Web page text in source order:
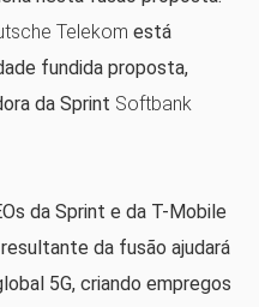
Telekom está
fundida proposta,
da Sprint Softbank
da Sprint e da T-Mobile
da fusão ajudará
5G, criando empregos